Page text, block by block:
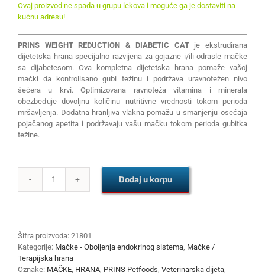
Ovaj proizvod ne spada u grupu lekova i moguće ga je dostaviti na
kućnu adresu!
PRINS WEIGHT REDUCTION & DIABETIC CATje ekstrudirana
dijetetska hrana specijalno razvijena za gojazne i/ili odrasle mačke
sa dijabetesom. Ova kompletna dijetetska hrana pomaže vašoj
mački da kontrolisano gubi težinu i podržava uravnotežen nivo
šećera u krvi. Optimizovana ravnoteža vitamina i minerala
obezbeđuje dovoljnu količinu nutritivne vrednosti tokom perioda
mršavljenja. Dodatna hranljiva vlakna pomažu u smanjenju osećaja
pojačanog apetita i podržavaju vašu mačku tokom perioda gubitka
težine.
PRINS
CAT
1.5kg
količina
Dodaj u korpu
Šifra proizvoda: 21801
Kategorije: Mačke - Oboljenja endokrinog sistema Mačke /
Terapijska hrana
Oznake: MAČKE HRANA PRINS Petfoods Veterinarska dijeta